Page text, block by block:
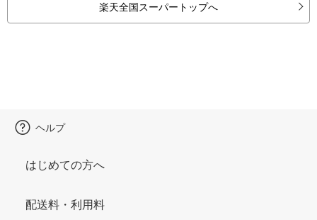
楽天全国スーパートップへ
ヘルプ
はじめての方へ
配送料・利用料